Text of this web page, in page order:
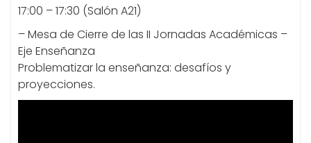
17:00 – 17:30 (Salón A21)
– Mesa de Cierre de las II Jornadas Académicas –
Eje Enseñanza
Problematizar la enseñanza: desafíos y
proyecciones.